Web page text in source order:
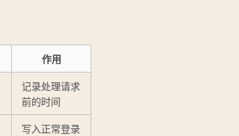
作用
记录处理请求
前的时间
写入正常登录